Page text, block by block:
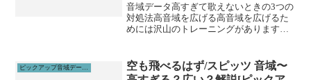
音域データ高すぎて歌えないときの3つの
対処法高音域を広げる高音域を広げるた
めには沢山のトレーニングがあります。
向くよりも下を向いて歌った方が出やす
いです。マイクと首の...
空も飛べるはず/スピッツ 音域〜